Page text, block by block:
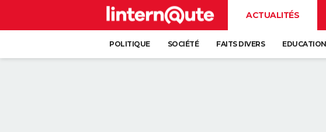
ACTUALITÉS
POLITIQUE SOCIÉTÉ FAITS DIVERS EDUCATION